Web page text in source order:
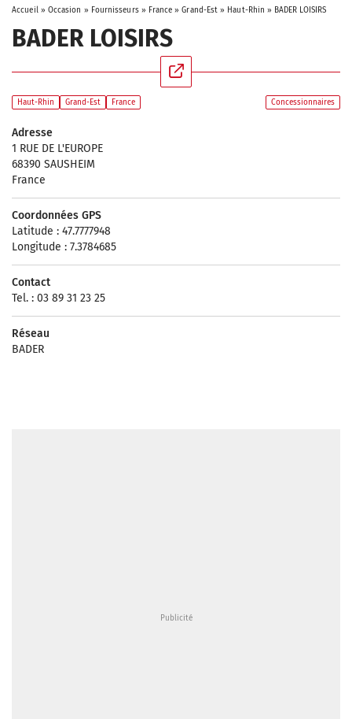
Accueil» Occasion » Fournisseurs» France »Grand-Est » Haut-Rhin » BADER LOISIRS
BADER LOISIRS
Haut-Rhin Grand-Est France Concessionnaires
Adresse
1 RUE DE L'EUROPE
68390 SAUSHEIM
France
Coordonnées GPS
Latitude : 47.7777948
Longitude : 7.3784685
Contact
Tel. : 03 89 31 23 25
Réseau
BADER